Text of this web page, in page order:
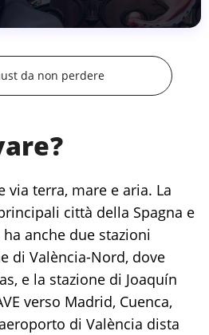
da non perdere
via terra, mare e aria. La
città della Spagna e
anche due stazioni
di València-Nord, dove
e la stazione di Joaquín
verso Madrid, Cuenca,
di València dista